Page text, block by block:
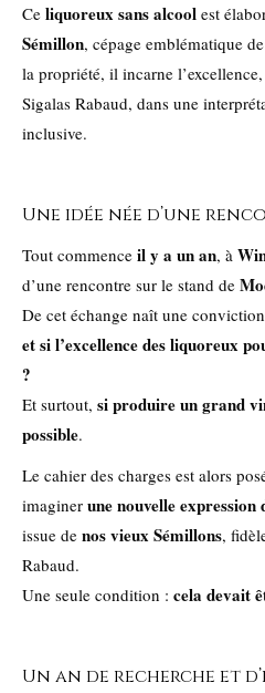
Ce liquoreux sans alcool est
Sémillon, cépage emblématique
la propriété, il incarne
Sigalas Rabaud, dans une
inclusive.
Une idée née d’une
Tout commence il y a un an, à
d’une rencontre sur le stand de
De cet échange naît une
et si l’excellence des liquoreux
?
Et surtout, si produire un grand
possible.
Le cahier des charges est alors
imaginer une nouvelle
issue de nos vieux Sémillons,
Rabaud.
Une seule condition : cela devait
Un an de recherche et